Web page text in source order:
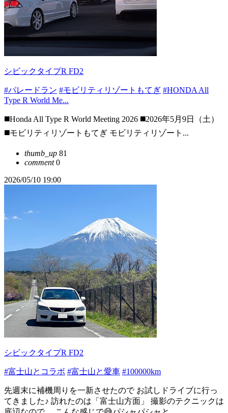
シビックタイプR FD2
#パレードラン #モビリティリゾートもてぎ #HONDA All
Type R World Me...
◼️Honda All Type R World Meeting 2026 ◼️2026年5月9日（土）
◼️モビリティリゾートもてぎ モビリティリゾート...
thumb_up 81
comment0
2026/05/10 19:00
シビックタイプR FD2
#富士山とコラボ #富士山と愛車 #100000km
先週末に補機周りを一新させたので お試しドライブに行っ
てきました♪ 訪れたのは「富士山方面」 撮影のテクニックは